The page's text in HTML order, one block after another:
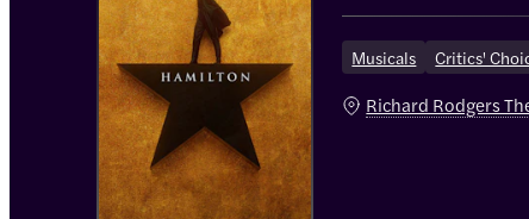
Musicals Critics'
Richard Rodgers